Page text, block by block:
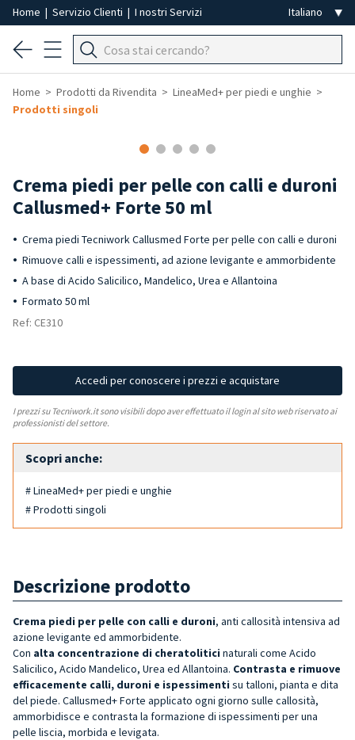
Home | Servizio Clienti | I nostri Servizi
Home Prodotti da Rivendita
LineaMed+ per piedi e unghie
Prodotti singoli
Crema piedi per pelle con calli e duroni
Callusmed+ Forte 50 ml
Crema piedi Tecniwork Callusmed Forte per pelle con calli e duroni
Rimuove calli e ispessimenti, ad azione levigante e ammorbidente
A base di Acido Salicilico, Mandelico, Urea e Allantoina
Formato 50 ml
Ref: CE310
Accedi per conoscere i prezzi e acquistare
I prezzi su Tecniwork.it sono visibili dopo aver effettuato il login al sito web riservato ai
professionisti del settore.
Scopri anche:
# LineaMed+ per piedi e unghie
# Prodotti singoli
Descrizione prodotto
Crema piedi per pelle con calli e duroni, anti callosità intensiva ad
azione levigante ed ammorbidente.
Con alta concentrazione di cheratolitici naturali come Acido
Salicilico, Acido Mandelico, Urea ed Allantoina. Contrasta e rimuove
efficacemente calli, duroni e ispessimenti su talloni, pianta e dita
del piede. Callusmed+ Forte applicato ogni giorno sulle callosità,
ammorbidisce e contrasta la formazione di ispessimenti per una
pelle liscia, morbida e levigata.